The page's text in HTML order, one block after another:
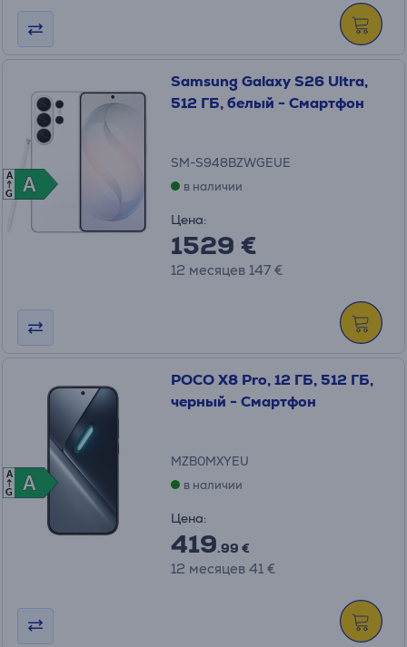
A
A
A
G
Samsung Galaxy S26 Ultra,
512 ГБ, белый - Смартфон
SM-S948BZWGEUE
в наличии
Цена:
1529 €
12 месяцев 147 €
A
A
A
G
POCO X8 Pro, 12 ГБ, 512 ГБ,
черный - Смартфон
MZB0MXYEU
в наличии
Цена:
419.99 €
12 месяцев 41 €